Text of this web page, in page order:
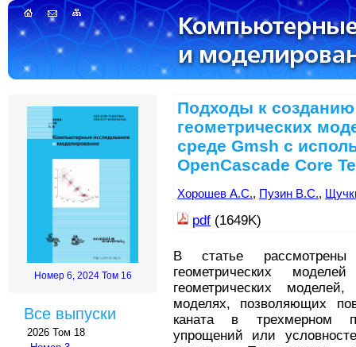
Номер 6, 2024 Том 16
Все выпуски
2026 Том 18
Подходы к
геометрических
среде Gmsh с
OpenCascade Core
Хорошев А.С., Пузин В.С.,
pdf (1649K)
В статье рассмотрены
геометрических
геометрических
моделях, позволяющих
каната в трехмерном
упрощений или